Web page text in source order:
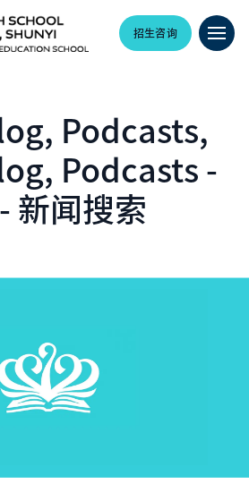
招生咨询
Podcasts,
Podcasts -
新闻搜索